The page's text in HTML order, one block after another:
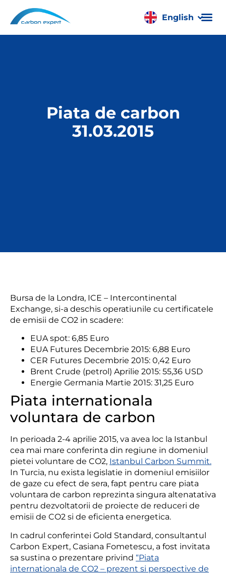
English
Română
Piata de carbon
31.03.2015
Bursa de la Londra, ICE – Intercontinental
Exchange, si-a deschis operatiunile cu certificatele
de emisii de CO2 in scadere:
EUA spot: 6,85 Euro
EUA Futures Decembrie 2015: 6,88 Euro
CER Futures Decembrie 2015: 0,42 Euro
Brent Crude (petrol) Aprilie 2015: 55,36 USD
Energie Germania Martie 2015: 31,25 Euro
Piata internationala
voluntara de carbon
In perioada 2-4 aprilie 2015, va avea loc la Istanbul
cea mai mare conferinta din regiune in domeniul
pietei voluntare de CO2, Istanbul Carbon Summit.
In Turcia, nu exista legislatie in domeniul emisiilor
de gaze cu efect de sera, fapt pentru care piata
voluntara de carbon reprezinta singura altenatativa
pentru dezvoltatorii de proiecte de reduceri de
emisii de CO2 si de eficienta energetica.
In cadrul conferintei Gold Standard, consultantul
Carbon Expert, Casiana Fometescu, a fost invitata
sa sustina o prezentare privind “Piata
internationala de CO2 – prezent si perspective de